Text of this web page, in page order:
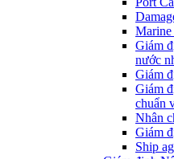
Marine
Giám
nước
Giám
Giám
chuẩn
Nhân
Giám
Ship